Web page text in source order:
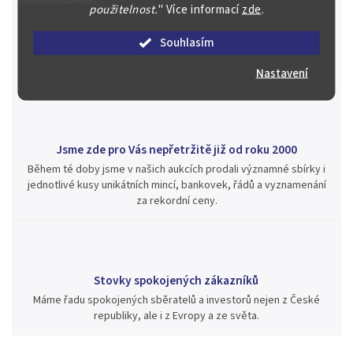
použitelnost." Více informacízde.
Souhlasím
Nastavení
Špičkové služby za nejlepší ceny
Náš kolektiv specialistů a znalců se Vám bude plně věnovat.
Posoudíme kvalitu a pravost Vašeho materiálu, prodáme v naší
aukci nebo Vám poradíme kam investovat.
Jsme zde pro Vás nepřetržitě již od roku 2000
Během té doby jsme v našich aukcích prodali významné sbírky i
jednotlivé kusy unikátních mincí, bankovek, řádů a vyznamenání
za rekordní ceny.
Stovky spokojených zákazníků
Máme řadu spokojených sběratelů a investorů nejen z České
republiky, ale i z Evropy a ze světa.